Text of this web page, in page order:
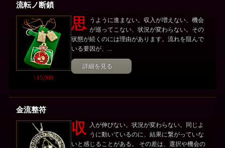
流転ノ断鎖
\ 15,000
思 うように進まない。収入が増えない、機会
が巡ってこない、状況が変わらない。その
状態が続くのには理由があります。流れを阻んで
いる要因が、...
詳細を見る
金流整符
収
入が伸びない。状況が変わらない。同じよ
うに動いているのに、結果に繋がっていな
いと感じることがある。 その差は、選択や機会の